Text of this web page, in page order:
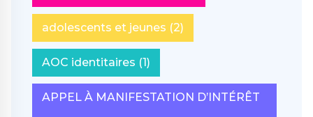
adolescents et jeunes (2)
AOC identitaires (1)
APPEL À MANIFESTATION D’INTÉRÊT